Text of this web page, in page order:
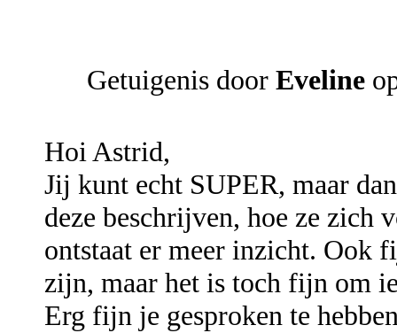
Getuigenis door Eveline
Hoi Astrid,
Jij kunt echt SUPER, maar
deze beschrijven, hoe ze zich
ontstaat er meer inzicht. Ook
zijn, maar het is toch fijn om
Erg fijn je gesproken te